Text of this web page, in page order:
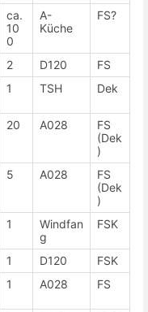
ca.
10
0
A-
Küche
FS?
2 D120
FS
1 TSH Dek
20 A028
FS
(Dek
)
5 A028
FS
(Dek
)
1
Windfan
g
FSK
1 D120
FSK
1 A028 FS